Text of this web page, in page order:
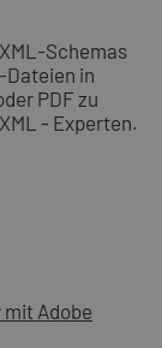
Schemas
Dateien in
PDF zu
- Experten.
mit Adobe